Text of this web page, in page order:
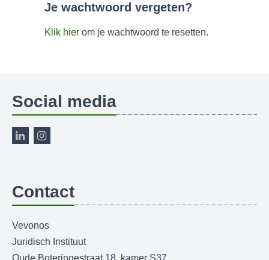
Je wachtwoord vergeten?
Klik hier om je wachtwoord te resetten.
Social media
Contact
Vevonos
Juridisch Instituut
Oude Boteringestraat 18, kamer S37